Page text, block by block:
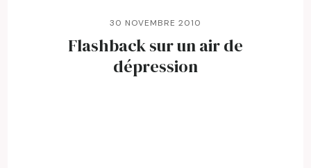
30 NOVEMBRE 2010
Flashback sur un air de
dépression